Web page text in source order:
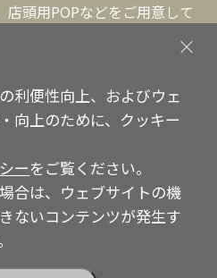
頭用POPなどをご用意して
担当者様へ
Co.,Ltd. All Rights Reserved.
利便性向上、およびウェ
向上のために、クッキー
ーをご覧ください。
合は、ウェブサイトの機
ないコンテンツが発生す